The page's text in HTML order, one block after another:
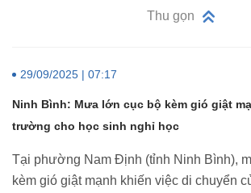
Thu gọn
29/09/2025 | 07:17
Ninh Bình: Mưa lớn cục bộ kèm gió giật
trường cho học sinh nghỉ học
Tại phường Nam Định (tỉnh Ninh Bình),
kèm gió giật mạnh khiến việc di chuyển